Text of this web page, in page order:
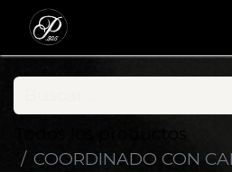
COORDINADO CON